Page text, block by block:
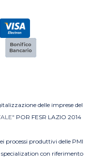
delle imprese del
POR FESR LAZIO 2014
processi produttivi delle PMI
con riferimento